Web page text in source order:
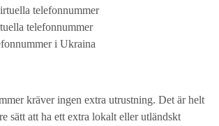
telefonnummer
telefonnummer
i Ukraina
kräver ingen extra utrustning. Det är helt
sätt att ha ett extra lokalt eller utländskt